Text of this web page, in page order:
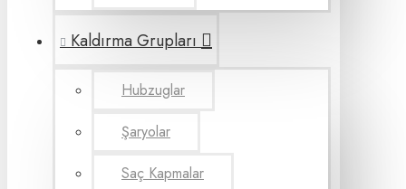
Kaldırma Grupları
Hubzuglar
Şaryolar
Saç Kapmalar